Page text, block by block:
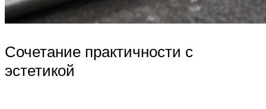
Сочетание практичности с
эстетикой